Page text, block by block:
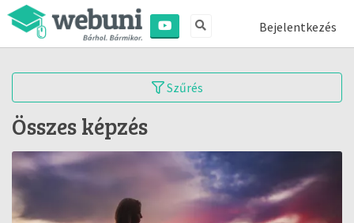
Bejelentkezés
Szűrés
Összes képzés